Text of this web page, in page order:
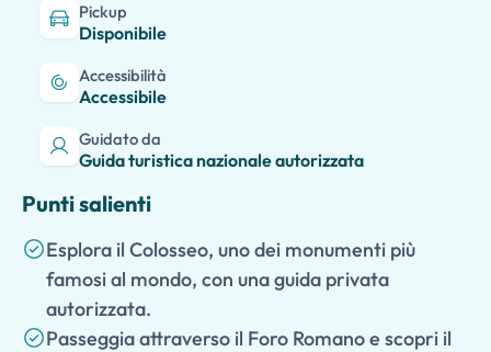
Pickup
Disponibile
Accessibilità
Accessibile
Guidato da
Guida turistica nazionale autorizzata
Punti salienti
Esplora il Colosseo, uno dei monumenti più
famosi al mondo, con una guida privata
autorizzata.
Passeggia attraverso il Foro Romano e scopri il